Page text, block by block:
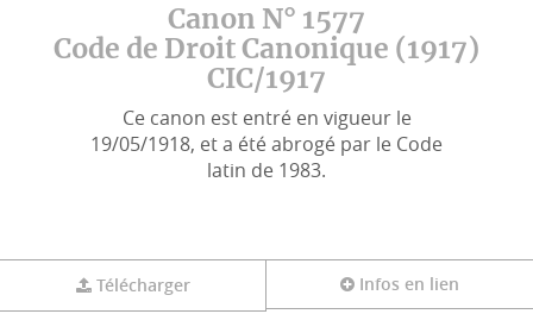
Canon N° 1577
Code de Droit Canonique (1917)
CIC/1917
Ce canon est entré en vigueur le
19/05/1918, et a été abrogé par le Code
latin de 1983.
Télécharger Infos en lien